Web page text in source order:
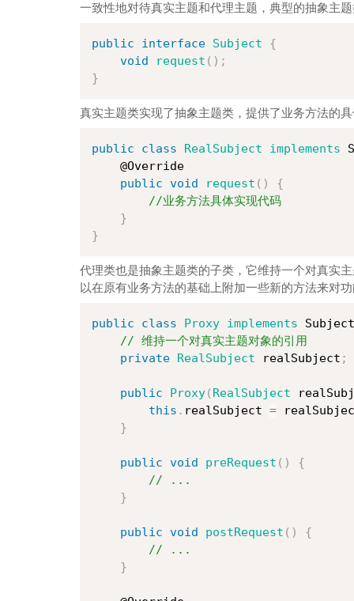
一致性地对待真实主题和代理主题，典型的抽象主
public interface Subject
{
void
request ( ) ;
}
真实主题类实现了抽象主题类，提供了业务方法的
public class RealSubject implements
    @Override
public void request ( )
{
//业务方法具体实现代码
}
}
代理类也是抽象主题类的子类，它维持一个对真实
以在原有业务方法的基础上附加一些新的方法来对
public class Proxy implements
// 维持一个对真实主题对象的引用
private RealSubject realSubject ;
public Proxy( RealSubject
this . realSubject =
}
public void preRequest ( )
{
// ...
}
public void postRequest ( )
{
// ...
}